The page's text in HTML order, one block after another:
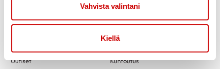
Vahvista valintani
Kiellä
Link to facebook
Link to instagram
Link to youtube
Link to twitter
Uutiset
Kuntoutus